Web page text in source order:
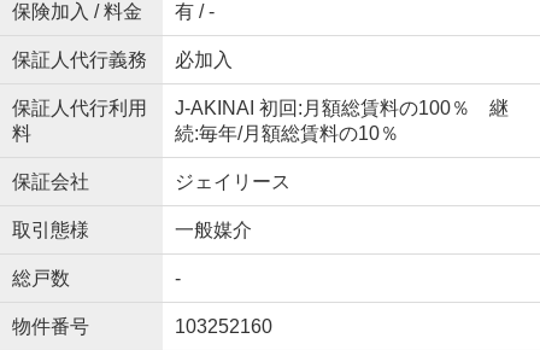
保険加入 / 料金 有 / -
保証人代行義務 必加入
保証人代行利用
料
J-AKINAI 初回:月額総賃料の100％ 継
続:毎年/月額総賃料の10％
保証会社 ジェイリース
取引態様 一般媒介
総戸数 -
物件番号 103252160